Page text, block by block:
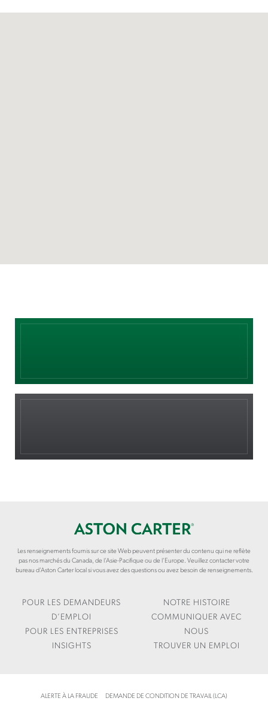
Les renseignements fournis sur ce site Web peuvent présenter du contenu qui ne reflète
pas nos marchés du Canada, de l’Asie-Pacifique ou de l’Europe. Veuillez contacter votre
bureau d’Aston Carter local si vous avez des questions ou avez besoin de renseignements.
POUR LES DEMANDEURS
D’EMPLOI
POUR LES ENTREPRISES
INSIGHTS
NOTRE HISTOIRE
COMMUNIQUER AVEC
NOUS
TROUVER UN EMPLOI
ALERTE À LA FRAUDE DEMANDE DE CONDITION DE TRAVAIL (LCA)